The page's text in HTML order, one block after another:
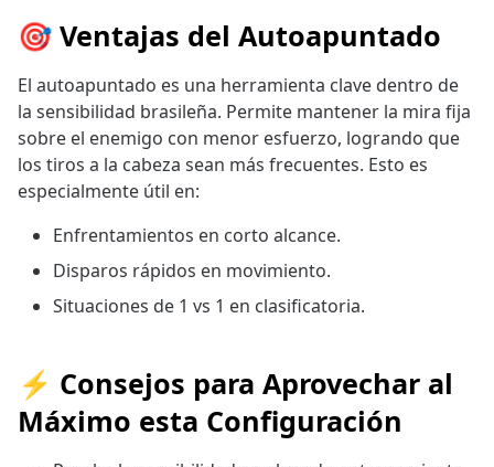
🎯 Ventajas del Autoapuntado
El autoapuntado es una herramienta clave dentro de
la sensibilidad brasileña. Permite mantener la mira fija
sobre el enemigo con menor esfuerzo, logrando que
los tiros a la cabeza sean más frecuentes. Esto es
especialmente útil en:
Enfrentamientos en corto alcance.
Disparos rápidos en movimiento.
Situaciones de 1 vs 1 en clasificatoria.
⚡ Consejos para Aprovechar al
Máximo esta Configuración